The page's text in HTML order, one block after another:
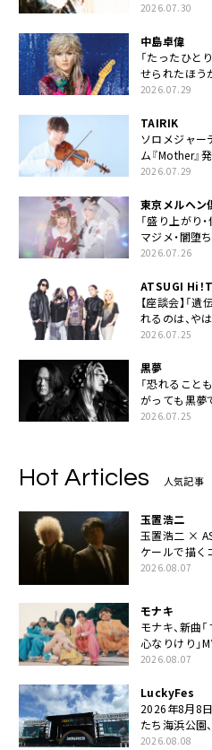
2026.07.30
中島卓偉
「たったひと
せられたほう
2026.07.29
TAIRIK
ソロメジャー
ム『Mother』
2026.07.29
東京メルヘン
「盛り上がり
マジメ・闇堕ち
2026.07.26
ATSUGI Hi
Rock
【座談会】「
れるのは、や
2026.07.25
黒夢
「恐れること
がっても黒夢
2026.07.25
Hot Articles 人気記事
玉置浩二
玉置浩二 ×
ケールで描く
ン曲「音銀河
2026.08.07
モナキ
モナキ、新曲
心なりけり」
ギターに
2026.08.07
LuckyFes
2026年8月8日
たち海浜公園
中＜
2026.08.08